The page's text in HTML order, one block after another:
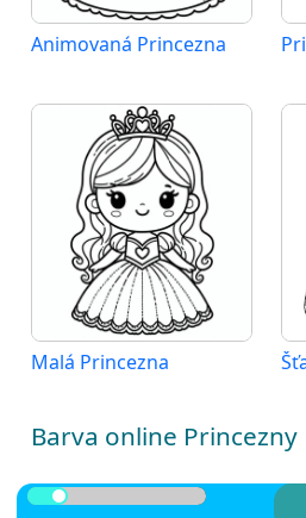
Animovaná Princezna
Malá Princezna
Barva online Princezny